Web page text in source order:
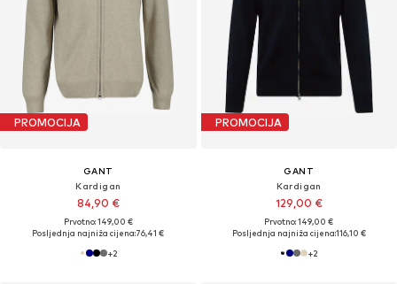
PROMOCIJA
GANT
Kardigan
84,90 €
Prvotno: 149,00 €
Posljednja najniža cijena:76,41 €
+2
PROMOCIJA
GANT
Kardigan
129,00 €
Prvotno: 149,00 €
Posljednja najniža cijena:116,10 €
+2